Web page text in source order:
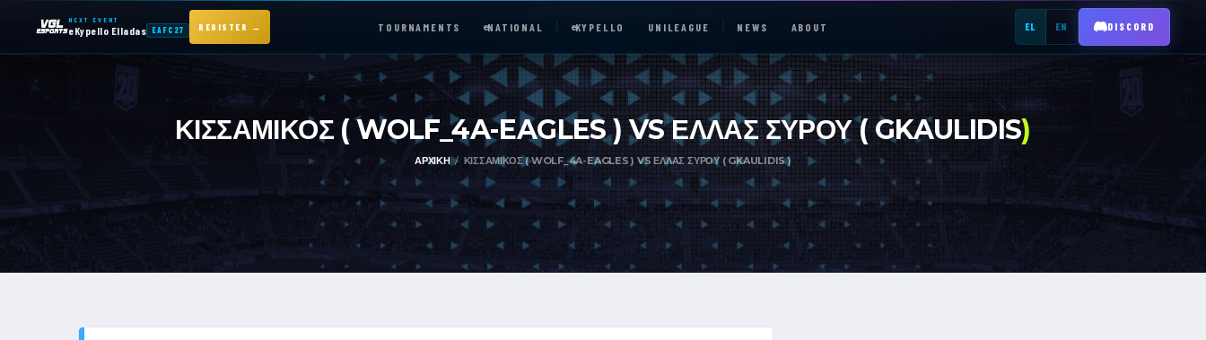
NEXT EVENT
eKypello Elladas EAFC27 REGISTER → TOURNAMENTS eNATIONAL eKYPELLO UNILEAGUE NEWS ABOUT EL EN DISCORD
eKypello Elladas REGISTER →
e NATIONAL
UNILEAGUE
ΚΙΣΣΑΜΙΚΟΣ ( WOLF_4A-EAGLES ) VS ΕΛΛΑΣ ΣΥΡΟΥ ( GKAULIDIS)
ΑΡΧΙΚΉ ΚΙΣΣΑΜΙΚΟΣ ( WOLF_4A-EAGLES ) VS ΕΛΛΑΣ ΣΥΡΟΥ ( GKAULIDIS )